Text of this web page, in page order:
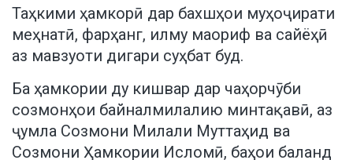
Таҳкими ҳамкорӣ дар бахшҳои муҳоҷирати
меҳнатӣ, фарҳанг, илму маориф ва сайёҳӣ
аз мавзуоти дигари суҳбат буд.
Ба ҳамкории ду кишвар дар чаҳорчӯби
созмонҳои байналмилалию минтақавӣ, аз
ҷумла Созмони Милали Муттаҳид ва
Созмони Ҳамкории Исломӣ, баҳои баланд